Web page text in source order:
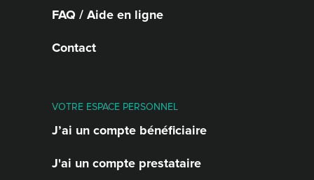
FAQ / Aide en ligne
Contact
VOTRE ESPACE PERSONNEL
J’ai un compte bénéficiaire
J'ai un compte prestataire